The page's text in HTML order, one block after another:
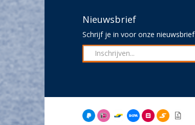
Nieuwsbrief
Schrijf je in voor onze nieuwsbrief